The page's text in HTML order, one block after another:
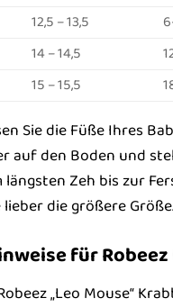
12,5 – 13,5
14 – 14,5
15 – 15,5
Sie die Füße Ihres
auf den Boden und
längsten Zeh bis zur
die größere Größe.
für
„Leo Mouse“